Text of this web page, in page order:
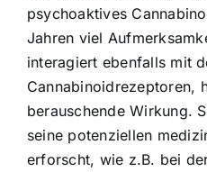
psychoaktives
Jahren viel
interagiert ebenfalls mit
Cannabinoidrezeptoren,
berauschende Wirkung.
seine potenziellen
erforscht, wie z.B. bei